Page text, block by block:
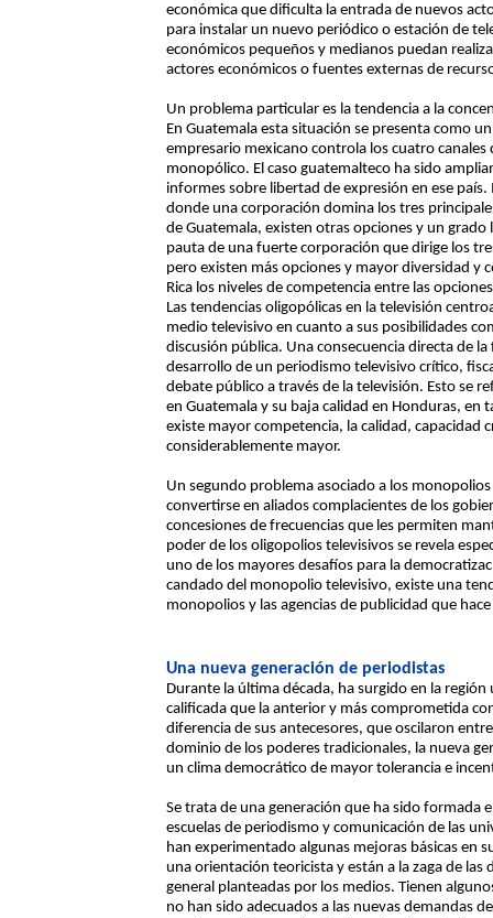
económica que dificulta la entrada de nuevos
para instalar un nuevo periódico o estación de
económicos pequeños y medianos puedan
actores económicos o fuentes externas de
Un problema particular es la tendencia a la
En Guatemala esta situación se presenta como
empresario mexicano controla los cuatro
monopólico. El caso guatemalteco ha sido
informes sobre libertad de expresión en ese
donde una corporación domina los tres
de Guatemala, existen otras opciones y un
pauta de una fuerte corporación que dirige los
pero existen más opciones y mayor diversidad y
Rica los niveles de competencia entre las
Las tendencias oligopólicas en la televisión
medio televisivo en cuanto a sus posibilidades
discusión pública. Una consecuencia directa de
desarrollo de un periodismo televisivo crítico,
debate público a través de la televisión. Esto se
en Guatemala y su baja calidad en Honduras, en
existe mayor competencia, la calidad, capacidad
considerablemente mayor.
Un segundo problema asociado a los
convertirse en aliados complacientes de los
concesiones de frecuencias que les permiten
poder de los oligopolios televisivos se revela
uno de los mayores desafíos para la
candado del monopolio televisivo, existe una
monopolios y las agencias de publicidad que
Una nueva generación de periodistas
Durante la última década, ha surgido en la
calificada que la anterior y más comprometida
diferencia de sus antecesores, que oscilaron
dominio de los poderes tradicionales, la nueva
un clima democrático de mayor tolerancia e
Se trata de una generación que ha sido formada
escuelas de periodismo y comunicación de las
han experimentado algunas mejoras básicas en
una orientación teoricista y están a la zaga de
general planteadas por los medios. Tienen
no han sido adecuados a las nuevas demandas